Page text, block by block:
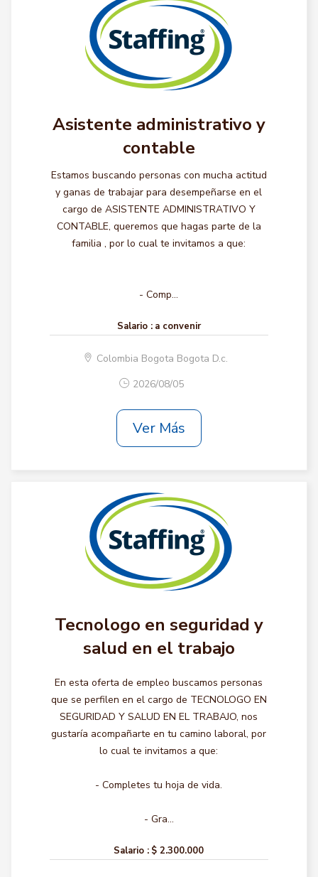
Asistente administrativo y
contable
Estamos buscando personas con mucha actitud
y ganas de trabajar para desempeñarse en el
cargo de ASISTENTE ADMINISTRATIVO Y
CONTABLE, queremos que hagas parte de la
familia , por lo cual te invitamos a que:
- Comp...
Salario : a convenir
Colombia Bogota Bogota D.c.
2026/08/05
Ver Más
Tecnologo en seguridad y
salud en el trabajo
En esta oferta de empleo buscamos personas
que se perfilen en el cargo de TECNOLOGO EN
SEGURIDAD Y SALUD EN EL TRABAJO, nos
gustaría acompañarte en tu camino laboral, por
lo cual te invitamos a que:
- Completes tu hoja de vida.
- Gra...
Salario : $ 2.300.000